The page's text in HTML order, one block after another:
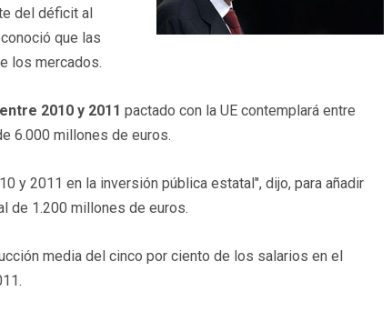
del déficit al
que las
los mercados.
2010 y 2011 pactado con la UE contemplará entre
6.000 millones de euros.
y 2011 en la inversión pública estatal", dijo, para añadir
de 1.200 millones de euros.
media del cinco por ciento de los salarios en el